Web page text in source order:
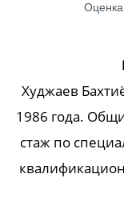
Оценка
Худжаев
1986 года.
стаж по